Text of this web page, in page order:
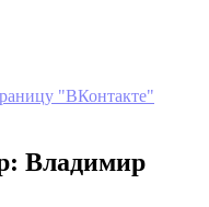
"ВКонтакте"
Владимир